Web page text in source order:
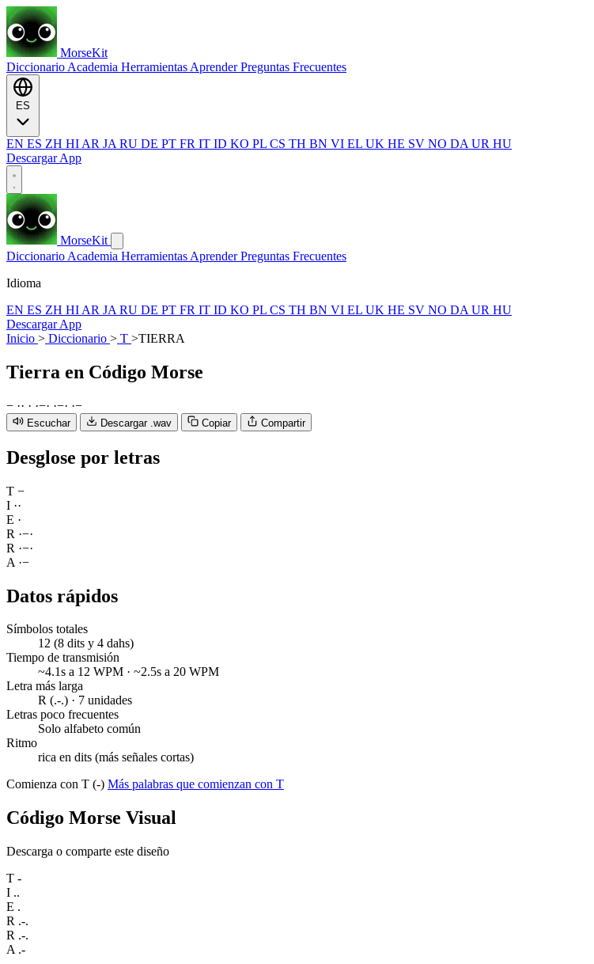
MorseKit
Diccionario Academia Herramientas AprenderPreguntas Frecuentes
EN ES ZH HI AR JA RU DE PT FR IT ID KO PL CS TH BN VI EL UK HE SV NO DA UR HU
Descargar App
MorseKit
Diccionario Academia Herramientas AprenderPreguntas Frecuentes
Idioma
EN ES ZH HI AR JA RU DE PT FR IT ID KO PL CS TH BN VI EL UK HE SV NO DA UR HU
Descargar App
Inicio > Diccionario > T >TIERRA
Tierra en Código Morse
− ·· · ·−· ·−· ·−
Escuchar Descargar .wav Copiar Compartir
Desglose por letras
T −
I ··
E ·
R ·−·
R ·−·
A ·−
Datos rápidos
Símbolos totales
12 (8 dits y 4 dahs)
Tiempo de transmisión
~4.1s a 12 WPM · ~2.5s a 20 WPM
Letra más larga
R (.-.) · 7 unidades
Letras poco frecuentes
Solo alfabeto común
Ritmo
rica en dits (más señales cortas)
Comienza con T (-) Más palabras que comienzan con T
Código Morse Visual
Descarga o comparte este diseño
T -
I ..
E .
R .-.
R .-.
A .-